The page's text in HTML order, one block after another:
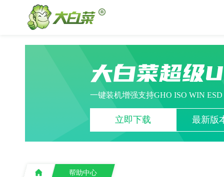
大白菜超级
一键装机增强支持GHO ISO WIN
立即下载 最新版
帮助中心